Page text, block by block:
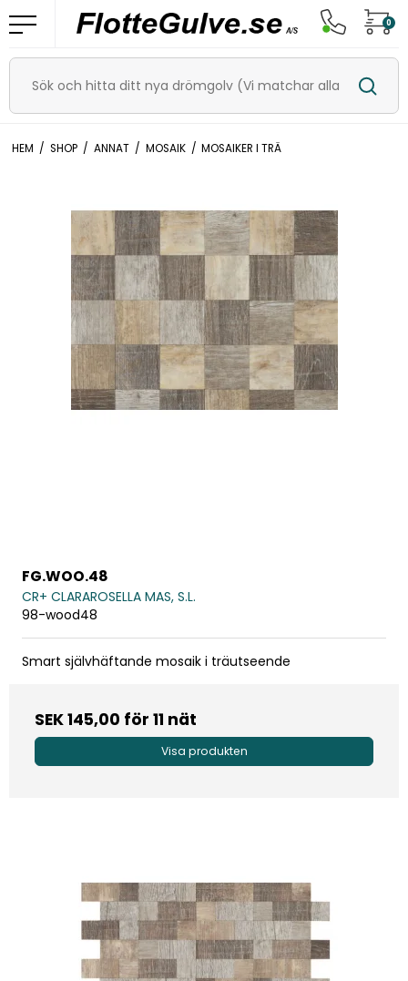
0
HEM / SHOP / ANNAT / MOSAIK / MOSAIKER I TRÄ
FG.WOO.48
CR+ CLARAROSELLA MAS, S.L.
98-wood48
Smart självhäftande mosaik i träutseende
SEK 145,00 för 11 nät
Visa produkten